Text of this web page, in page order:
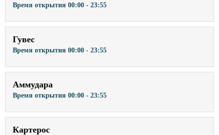
Время открытия 00:00 - 23:55
Гувес
Время открытия 00:00 - 23:55
Аммудара
Время открытия 00:00 - 23:55
Картерос